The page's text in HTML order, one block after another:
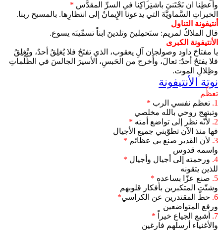
وأَعطِنا ان نَجْتَنيَ باشتِراكِنا في السرِّ المقدَّس *
الخيراتِ السَّماويَّةَ التي يدعونا الإِيمانُ إلى انتظارِها. بالمسيح ربنا.
أنتيفونة التناول
قال الملاكُ لمريم: ستَحمِلينَ وتلدينَ ابناً تسمِّينَه يسوع.
الأنتيفونة الكبرى
يا مفتاحَ داود وصولجان آلِ يعقوب، الذي تفتَحُ فلا يُغلِقُ أحدٌ، وتُغلِقُ
فلا يفتحُ أحدٌ: تعالَ، وأَخرج من الحَبسِ، الأسيرَ الجالسَ في الظُّلُماتِ
وظِلالِ الموت.
نوتة الأنتيفونة
تعظِّم
1. تعظم نفسي الرب *
وتبتهج روحي بالله مخلصي
2. لأنّه نظر إلى تواضع أمته *
فها منذ الآن تطوّبني جميع الأجيال
3. لأن القدير صنع بي عظائم *
واسمه قدوس
4. ورحمته إلى أجيال وأجيال *
للذين يتقونه
5. صنع عزّا بساعده *
وشتّت المتكبرين بأفكار قلوبهم
6. حطّ المقتدرين عن الكراسي*
ورفع المتواضعين
7.
أشبع الجياع خيراً *
والأغنياء أرسلهم فارغين